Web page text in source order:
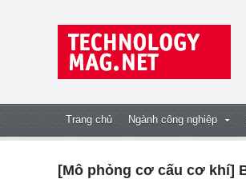
Trang chủ Ngành công nghiệp
[Mô phỏng cơ cấu cơ khí]